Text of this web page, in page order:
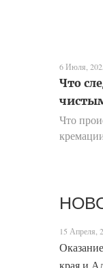
6 Июля,
Что
Что
15 Апреля,
края и